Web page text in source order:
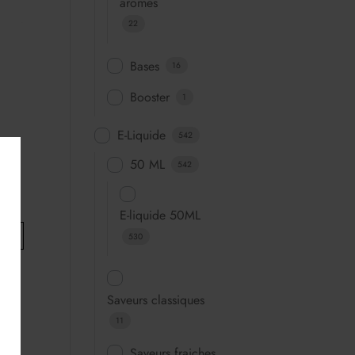
22
Bases 16
Booster 1
E-Liquide 542
50 ML 542
E-liquide 50ML
530
Saveurs classiques
11